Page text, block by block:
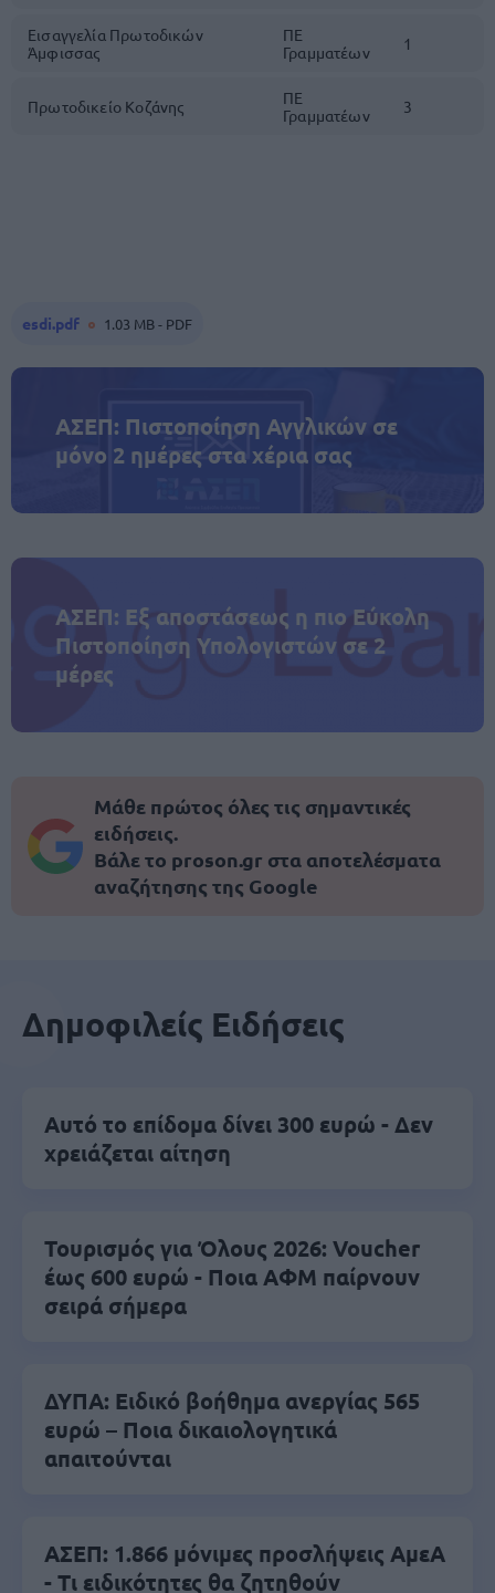
Εισαγγελία Πρωτοδικών
Άμφισσας
ΠΕ
Γραμματέων
1
Πρωτοδικείο Κοζάνης
ΠΕ
Γραμματέων
3
esdi.pdf 1.03 MB - PDF
ΑΣΕΠ: Πιστοποίηση Αγγλικών σε
μόνο 2 ημέρες στα χέρια σας
ΑΣΕΠ: Εξ αποστάσεως η πιο Εύκολη
Πιστοποίηση Υπολογιστών σε 2
μέρες
Μάθε πρώτος όλες τις σημαντικές
ειδήσεις.
Βάλε το proson.gr στα αποτελέσματα
αναζήτησης της Google
Δημοφιλείς Ειδήσεις
Αυτό το επίδομα δίνει 300 ευρώ - Δεν
χρειάζεται αίτηση
Τουρισμός για Όλους 2026: Voucher
έως 600 ευρώ - Ποια ΑΦΜ παίρνουν
σειρά σήμερα
ΔΥΠΑ: Ειδικό βοήθημα ανεργίας 565
ευρώ – Ποια δικαιολογητικά
απαιτούνται
ΑΣΕΠ: 1.866 μόνιμες προσλήψεις ΑμεΑ
- Τι ειδικότητες θα ζητηθούν